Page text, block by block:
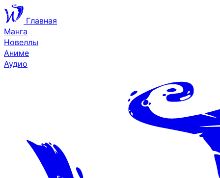
Главная
Манга
Новеллы
Аниме
Аудио